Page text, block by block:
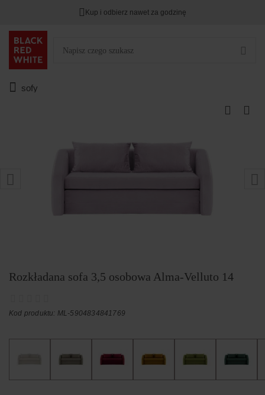
Kup i odbierz nawet za godzinę
sofy
Rozkładana sofa 3,5 osobowa Alma-Velluto 14
Kod produktu: ML-5904834841769